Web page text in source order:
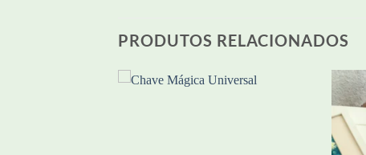
PRODUTOS RELACIONADOS